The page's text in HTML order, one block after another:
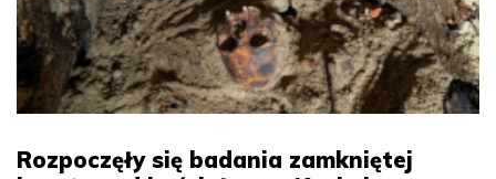
Rozpoczęły się badania zamkniętej